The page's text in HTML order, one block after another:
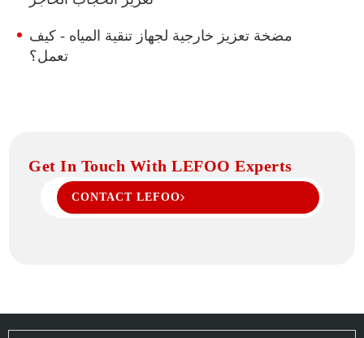
مضخة تعزيز خارجية لجهاز تنقية المياه - كيف
تعمل؟
Get In Touch With LEFOO Experts
CONTACT LEFOO